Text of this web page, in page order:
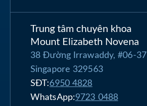
Trung tâm chuyên khoa
Mount Elizabeth Novena
38 Đường Irrawaddy, #06-37
Singapore 329563
SĐT:6950 4828
WhatsApp:9723 0488